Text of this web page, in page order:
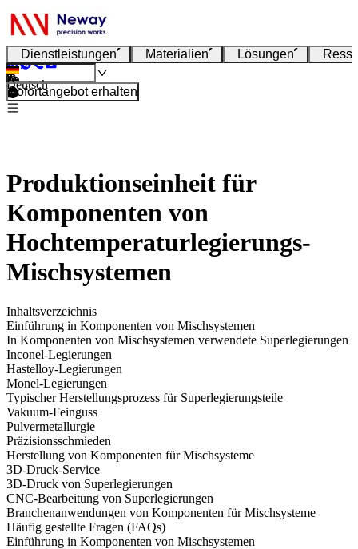
Dienstleistungen Materialien Lösungen
Deutsch
Sofortangebot erhalten
Produktionseinheit für
Komponenten von
Hochtemperaturlegierungs-
Mischsystemen
Inhaltsverzeichnis
Einführung in Komponenten von Mischsystemen
In Komponenten von Mischsystemen verwendete Superlegierungen
Inconel-Legierungen
Hastelloy-Legierungen
Monel-Legierungen
Typischer Herstellungsprozess für Superlegierungsteile
Vakuum-Feinguss
Pulvermetallurgie
Präzisionsschmieden
Herstellung von Komponenten für Mischsysteme
3D-Druck-Service
3D-Druck von Superlegierungen
CNC-Bearbeitung von Superlegierungen
Branchenanwendungen von Komponenten für Mischsysteme
Häufig gestellte Fragen (FAQs)
Einführung in Komponenten von Mischsystemen